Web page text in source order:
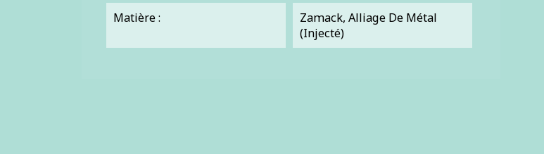
Matière :
Zamack, Alliage De Métal
(injecté)